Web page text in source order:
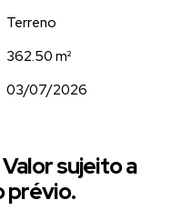
Terreno
362.50 m²
03/07/2026
sujeito a
prévio.